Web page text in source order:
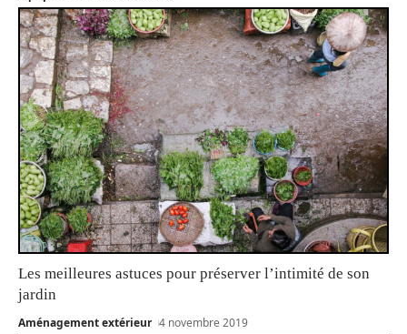
Les meilleures astuces pour préserver l’intimité de son
jardin
Aménagement extérieur 4 novembre 2019